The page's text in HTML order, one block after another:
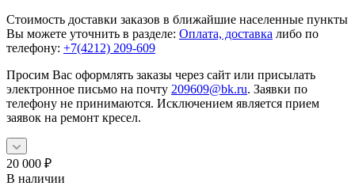
Стоимость доставки заказов в ближайшие населенные пункты
Вы можете уточнить в разделе: Оплата, доставка либо по
телефону: +7(4212) 209-609
Просим Вас оформлять заказы через сайт или присылать
электронное письмо на почту 209609@bk.ru. Заявки по
телефону не принимаются. Исключением является прием
заявок на ремонт кресел.
20 000 ₽
В наличии